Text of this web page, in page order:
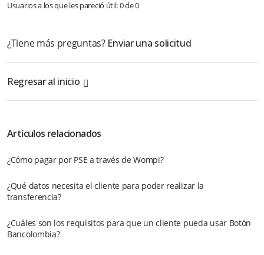
Usuarios a los que les pareció útil: 0 de 0
¿Tiene más preguntas? Enviar una solicitud
Regresar al inicio
Artículos relacionados
¿Cómo pagar por PSE a través de Wompi?
¿Qué datos necesita el cliente para poder realizar la
transferencia?
¿Cuáles son los requisitos para que un cliente pueda usar Botón
Bancolombia?